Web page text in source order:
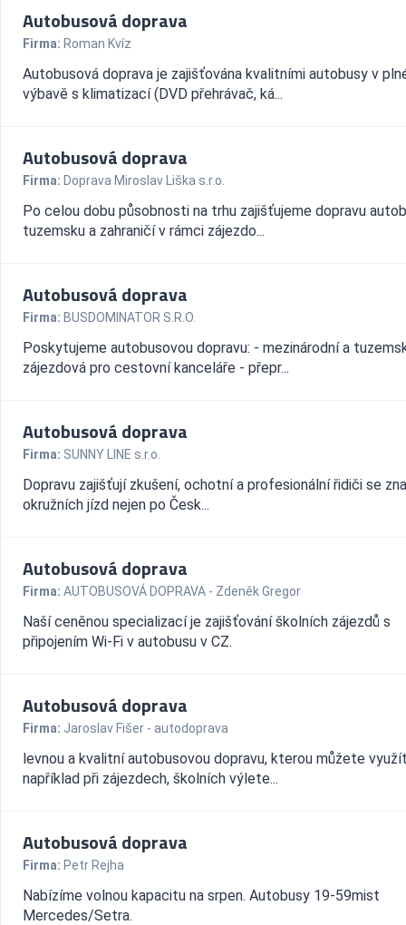
Autobusová doprava
Firma: Roman Kvíz
Autobusová doprava je zajišťována kvalitními autobusy v
výbavě s klimatizací (DVD přehrávač, ká...
Autobusová doprava
Firma: Doprava Miroslav Liška s.r.o.
Po celou dobu působnosti na trhu zajišťujeme dopravu
tuzemsku a zahraničí v rámci zájezdo...
Autobusová doprava
Firma: BUSDOMINATOR S.R.O.
Poskytujeme autobusovou dopravu: - mezinárodní a
zájezdová pro cestovní kanceláře - přepr...
Autobusová doprava
Firma: SUNNY LINE s.r.o.
Dopravu zajišťují zkušení, ochotní a profesionální řidiči se
okružních jízd nejen po Česk...
Autobusová doprava
Firma: AUTOBUSOVÁ DOPRAVA - Zdeněk Gregor
Naší ceněnou specializací je zajišťování školních zájezdů s
připojením Wi-Fi v autobusu v CZ.
Autobusová doprava
Firma: Jaroslav Fišer - autodoprava
levnou a kvalitní autobusovou dopravu, kterou můžete
například při zájezdech, školních výlete...
Autobusová doprava
Firma: Petr Rejha
Nabízíme volnou kapacitu na srpen. Autobusy 19-59mist
Mercedes/Setra.